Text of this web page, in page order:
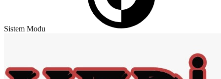
Sistem Modu